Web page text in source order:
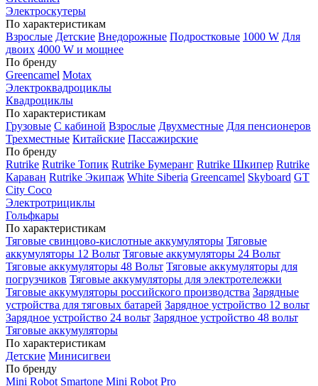
Электроскутеры
По характеристикам
Взрослые Детские Внедорожные Подростковые 1000 W Для
двоих 4000 W и мощнее
По бренду
Greencamel Motax
Электроквадроциклы
Квадроциклы
По характеристикам
Грузовые С кабиной Взрослые Двухместные Для пенсионеров
Трехместные Китайские Пассажирские
По бренду
Rutrike Rutrike Топик Rutrike Бумеранг Rutrike Шкипер Rutrike
Караван Rutrike Экипаж White Siberia Greencamel Skyboard GT
City Coco
Электротрициклы
Гольфкары
По характеристикам
Тяговые свинцово-кислотные аккумуляторы Тяговые
аккумуляторы 12 Вольт Тяговые аккумуляторы 24 Вольт
Тяговые аккумуляторы 48 Вольт Тяговые аккумуляторы для
погрузчиков Тяговые аккумуляторы для электротележки
Тяговые аккумуляторы российского производства Зарядные
устройства для тяговых батарей Зарядное устройство 12 вольт
Зарядное устройство 24 вольт Зарядное устройство 48 вольт
Тяговые аккумуляторы
По характеристикам
Детские Минисигвеи
По бренду
Mini Robot Smartone Mini Robot Pro